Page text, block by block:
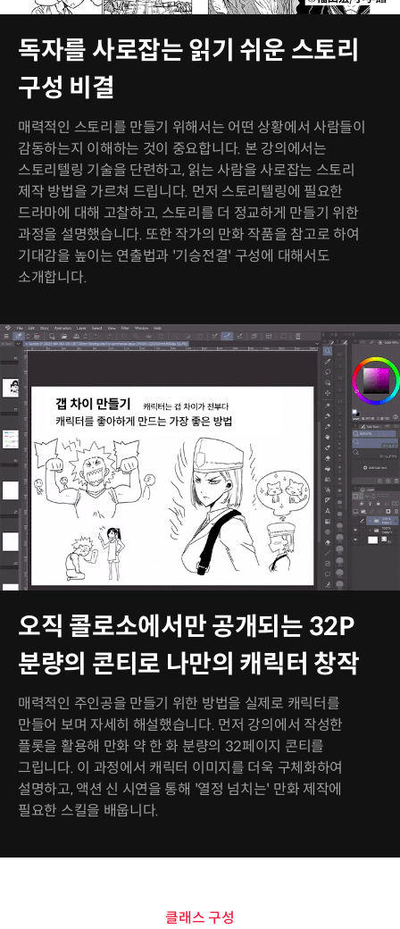
독자를 사로잡는 읽기 쉬운 스토리
구성 비결
매력적인 스토리를 만들기 위해서는 어떤 상황에서 사람들이
감동하는지 이해하는 것이 중요합니다. 본 강의에서는
스토리텔링 기술을 단련하고, 읽는 사람을 사로잡는 스토리
제작 방법을 가르쳐 드립니다. 먼저 스토리텔링에 필요한
드라마에 대해 고찰하고, 스토리를 더 정교하게 만들기 위한
과정을 설명했습니다. 또한 작가의 만화 작품을 참고로 하여
기대감을 높이는 연출법과 '기승전결' 구성에 대해서도
소개합니다.
오직 콜로소에서만 공개되는 32P
분량의 콘티로 나만의 캐릭터 창작
매력적인 주인공을 만들기 위한 방법을 실제로 캐릭터를
만들어 보며 자세히 해설했습니다. 먼저 강의에서 작성한
플롯을 활용해 만화 약 한 화 분량의 32페이지 콘티를
그립니다. 이 과정에서 캐릭터 이미지를 더욱 구체화하여
설명하고, 액션 신 시연을 통해 '열정 넘치는' 만화 제작에
필요한 스킬을 배웁니다.
클래스 구성